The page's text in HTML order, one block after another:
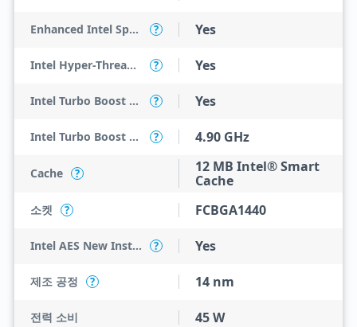
Enhanced Intel SpeedStep Technology ? Yes
Intel Hyper-Threading Technology ? Yes
Intel Turbo Boost Max Technology 3.0 ? Yes
Intel Turbo Boost Max Technology 3.0 Frequency ? 4.90 GHz
Cache ?
12 MB Intel® Smart
Cache
소켓 ? FCBGA1440
Intel AES New Instructions ? Yes
제조 공정 ? 14 nm
전력 소비 45 W